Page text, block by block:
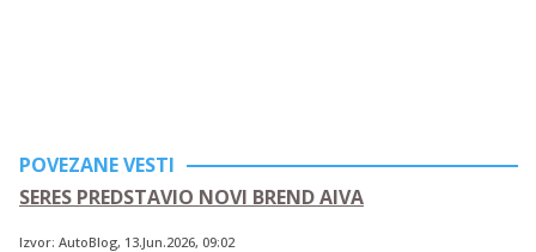
POVEZANE VESTI
SERES PREDSTAVIO NOVI BREND AIVA
Izvor: AutoBlog, 13.Jun.2026, 09:02